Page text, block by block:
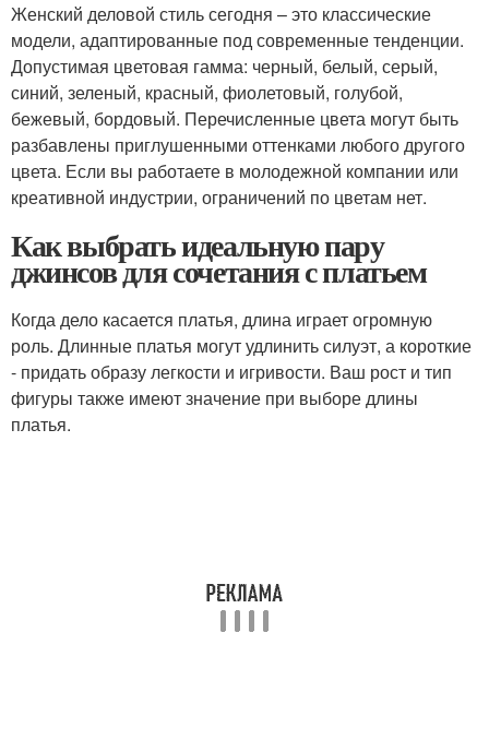
Женский деловой стиль сегодня – это классические
модели, адаптированные под современные тенденции.
Допустимая цветовая гамма: черный, белый, серый,
синий, зеленый, красный, фиолетовый, голубой,
бежевый, бордовый. Перечисленные цвета могут быть
разбавлены приглушенными оттенками любого другого
цвета. Если вы работаете в молодежной компании или
креативной индустрии, ограничений по цветам нет.
Как выбрать идеальную пару
джинсов для сочетания с платьем
Когда дело касается платья, длина играет огромную
роль. Длинные платья могут удлинить силуэт, а короткие
- придать образу легкости и игривости. Ваш рост и тип
фигуры также имеют значение при выборе длины
платья.